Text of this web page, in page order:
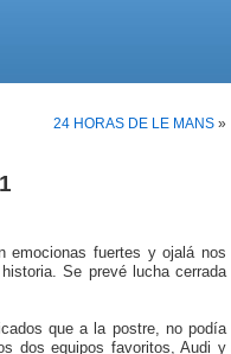
24 HORAS DE LE MANS »
emocionas fuertes y ojalá nos
Se prevé lucha cerrada
que a la postre, no podía
dos equipos favoritos, Audi y